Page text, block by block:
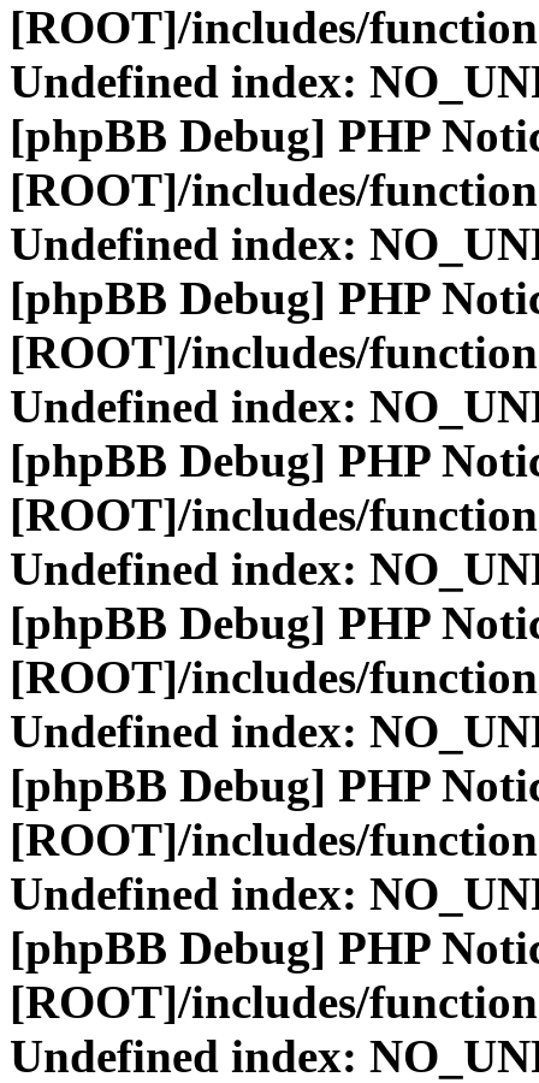
[ROOT]/includes/
Undefined index:
[phpBB Debug] PHP
[ROOT]/includes/
Undefined index:
[phpBB Debug] PHP
[ROOT]/includes/
Undefined index:
[phpBB Debug] PHP
[ROOT]/includes/
Undefined index:
[phpBB Debug] PHP
[ROOT]/includes/
Undefined index:
[phpBB Debug] PHP
[ROOT]/includes/
Undefined index:
[phpBB Debug] PHP
[ROOT]/includes/
Undefined index: